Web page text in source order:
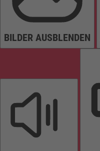
BILDER AUSBLENDEN